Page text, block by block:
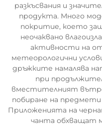
разкъсвания и
продукта. Много
покритие, което
неочаквано
активности на
метеорологични
дръжките намалява
при
вместителният
побиране на предмети
Приложенията на
чанта обхващат